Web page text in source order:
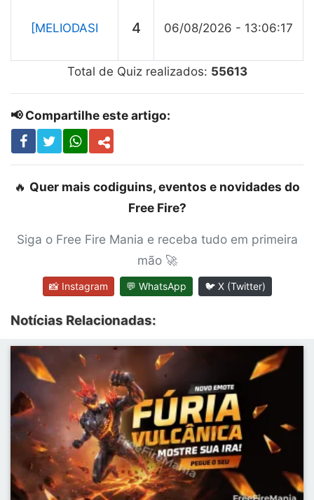
[MELIODASI 4 06/08/2026 - 13:06:17
Total de Quiz realizados: 55613
📢 Compartilhe este artigo:
🔥 Quer mais codiguins, eventos e novidades do
Free Fire?
Siga o Free Fire Mania e receba tudo em primeira
mão 🚀
📸 Instagram 💬 WhatsApp 🐦 X (Twitter)
Notícias Relacionadas: